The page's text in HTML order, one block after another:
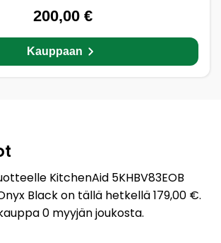
200,00 €
Kauppaan
KitchenAid 5KHBV83EOB
Black on tällä hetkellä 179,00 €.
0 myyjän joukosta.